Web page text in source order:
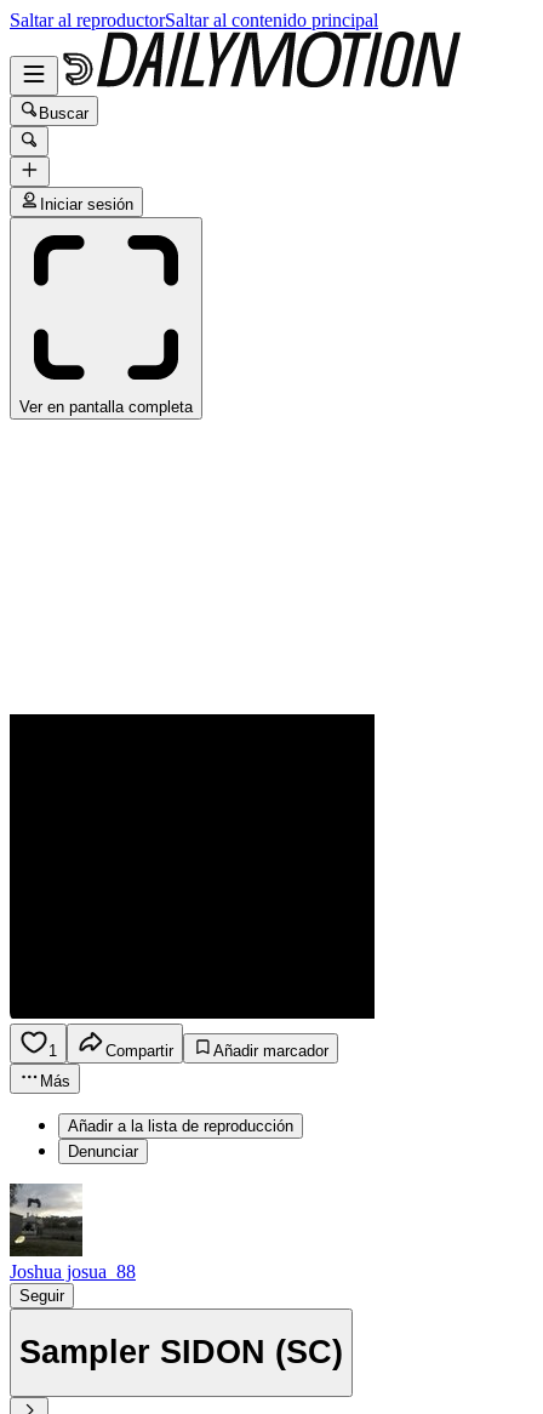
Saltar al reproductorSaltar al contenido principal
Buscar
Iniciar sesión
Ver en pantalla completa
1 Compartir
Añadir marcador
Más
Añadir a la lista de reproducción
Denunciar
Joshua josua_88
Seguir
Sampler SIDON (SC)